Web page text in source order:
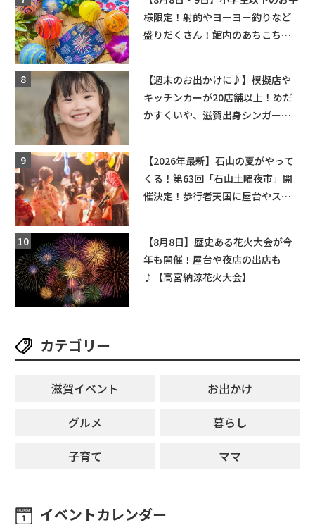
様限定！射的やヨーヨー釣りなど
盛りだくさん！館内のあちこちに
【週末のお出かけに♪】模擬店や
キッチンカーが20店舗以上！めだ
かすくいや、滋賀出身シンガーソ
【2026年最新】石山の夏がやって
くる！第63回「石山土曜夜市」開
催決定！歩行者天国に屋台やステ
【8月8日】歴史ある花火大会が今
年も開催！屋台や夜店の出店も
♪【高宮納涼花火大会】
カテゴリー
滋賀イベント
お出かけ
グルメ
暮らし
子育て
ママ
イベントカレンダー